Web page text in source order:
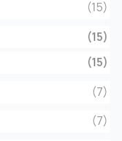
(15)
(15)
(15)
(7)
(7)